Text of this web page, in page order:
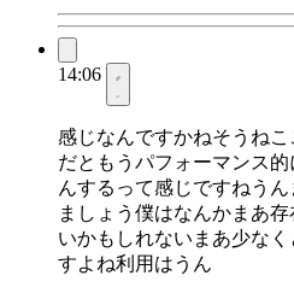
14:06
感じなんですかねそうねこ
だともうパフォーマンス
んするって感じですねう
ましょう僕はなんかまあ
いかもしれないまあ少な
すよね利用はうん